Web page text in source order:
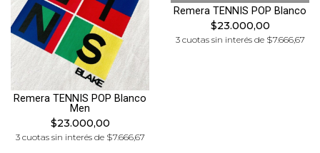
Remera TENNIS POP Blanco
Men
$23.000,00
3 cuotas sin interés de $7.666,67
Remera TENNIS POP Blanco
$23.000,00
3 cuotas sin interés de $7.666,67